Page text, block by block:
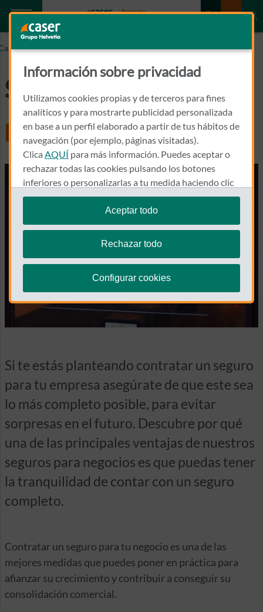
Seguro completo
Seguro completo
Share
Si te estás planteando contratar un seguro
para tu empresa asegúrate de que este sea
lo más completo posible, para evitar
sorpresas en el futuro. Descubre por qué
una de las principales ventajas de nuestros
seguros para negocios es que puedas tener
la tranquilidad de contar con un seguro
completo.
Contratar un seguro para tu negocio es una de las
mejores medidas que puedes poner en práctica para
afianzar su crecimiento y contribuir a conseguir su
consolidación comercial.
Información sobre privacidad
Utilizamos cookies propias y de terceros para fines
analíticos y para mostrarte publicidad personalizada
en base a un perfil elaborado a partir de tus hábitos de
navegación (por ejemplo, páginas visitadas).
Clica AQUÍ para más información. Puedes aceptar o
rechazar todas las cookies pulsando los botones
inferiores o personalizarlas a tu medida haciendo clic
en"configurar cookies".
Te recordamos que puedes modificar tus ajustes de
cookies en cualquier momento en la sección
Aceptar todo
Rechazar todo
Configurar cookies